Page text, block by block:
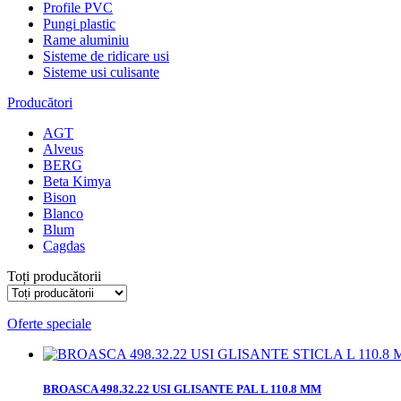
Profile PVC
Pungi plastic
Rame aluminiu
Sisteme de ridicare usi
Sisteme usi culisante
Producători
AGT
Alveus
BERG
Beta Kimya
Bison
Blanco
Blum
Cagdas
Toți producătorii
Oferte speciale
BROASCA 498.32.22 USI GLISANTE PAL L 110.8 MM